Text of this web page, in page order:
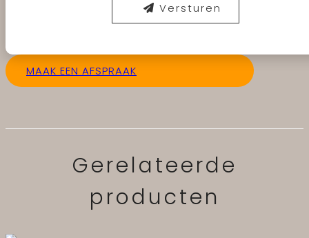
Versturen
MAAK EEN AFSPRAAK
Gerelateerde
producten